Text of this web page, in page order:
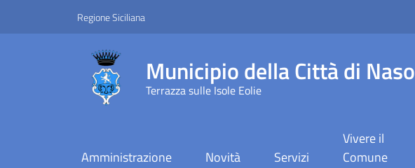
Regione Siciliana
Municipio della Città di Naso
Terrazza sulle Isole Eolie
Amministrazione Novità Servizi
Vivere il
Comune